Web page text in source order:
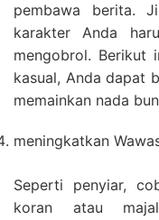
pembawa berita.
karakter Anda
mengobrol. Berikut
kasual, Anda dapat
memainkan nada
meningkatkan
Seperti penyiar,
koran atau